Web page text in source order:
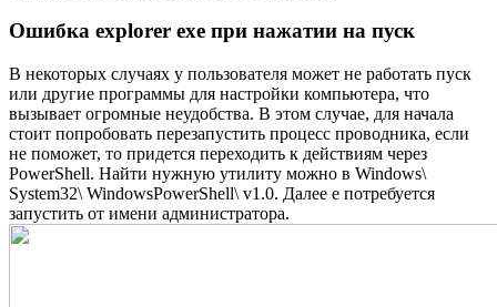
Ошибка explorer exe при нажатии на пуск
В некоторых случаях у пользователя может не работать пуск
или другие программы для настройки компьютера, что
вызывает огромные неудобства. В этом случае, для начала
стоит попробовать перезапустить процесс проводника, если
не поможет, то придется переходить к действиям через
PowerShell. Найти нужную утилиту можно в Windows\
System32\ WindowsPowerShell\ v1.0. Далее е потребуется
запустить от имени администратора.